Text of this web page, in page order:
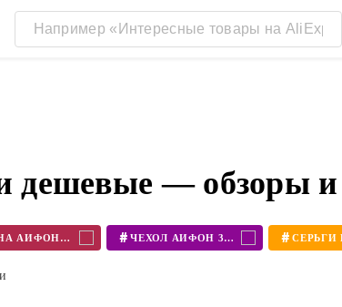
дешевые — обзоры
ЧЕХОЛ НА АЙФОН 11 # ЧЕХОЛ АЙФОН 360 #